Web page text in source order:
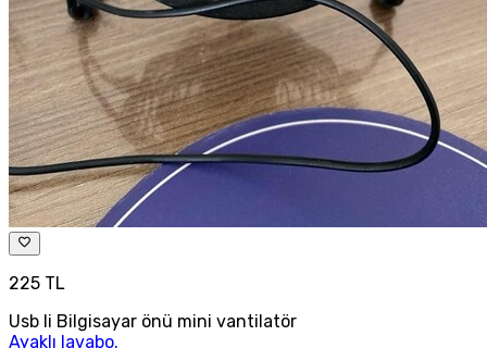
225 TL
Usb li Bilgisayar önü mini vantilatör
Ayaklı lavabo.